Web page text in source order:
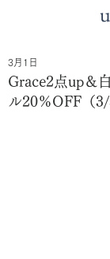
Grace2点up＆
ル20％OFF（3/
3月1日